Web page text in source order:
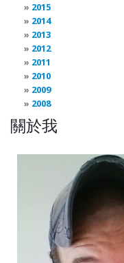
2015
2014
2013
2012
2011
2010
2009
2008
關於我